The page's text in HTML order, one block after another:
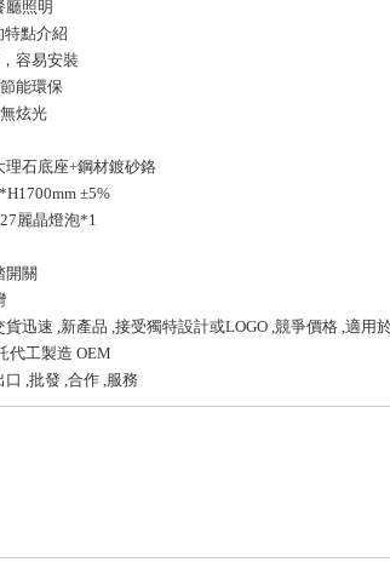
廳照明
特點介紹
容易安裝
能環保
炫光
理石底座+鋼材鍍砂鉻
±5%
麗晶燈泡*1
開關
迅速 ,新產品 ,接受獨特設計或LOGO ,競爭價格 ,適
代工製造 OEM
,批發 ,合作 ,服務